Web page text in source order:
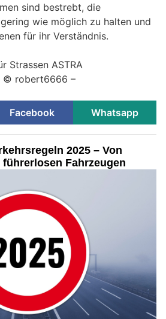
sind bestrebt, die
wie möglich zu halten und
für ihr Verständnis.
Strassen ASTRA
© robert6666 –
Facebook Whatsapp
2025 – Von
Fahrzeugen